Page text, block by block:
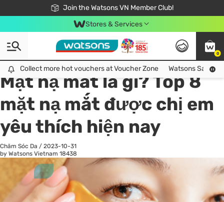
Join the Watsons VN Member Club!
Free Shipping For Order From 249,000Đ
24h Fast delivery in Hồ Chí Minh City
Stores & Services
0
Collect more hot vouchers at Voucher Zone
Collect more hot vouchers at Voucher Zone Watsons Safety
All
Chăm Sóc Cá Nhân
Mặt nạ mắt là gì? Top 8
mặt nạ mắt được chị em
yêu thích hiện nay
Chăm Sóc Da / 2023-10-31
by Watsons Vietnam 18438